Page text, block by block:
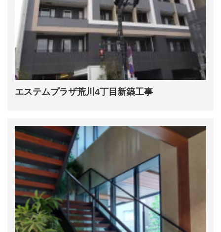
エステムプラザ荒川4丁目新築工事